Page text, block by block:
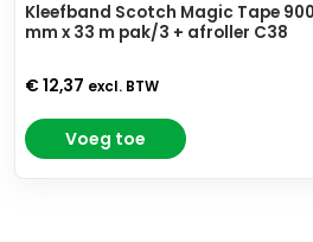
Kleefband Scotch Magic Tape
mm x 33 m pak/3 + afroller C38
€ 12,37 excl. BTW
Voeg toe